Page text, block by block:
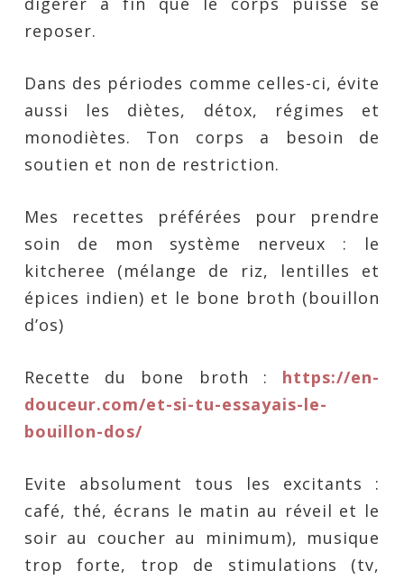
reposer.
Dans des périodes comme celles-ci, évite
aussi les diètes, détox, régimes et
monodiètes. Ton corps a besoin de
soutien et non de restriction.
Mes recettes préférées pour prendre
soin de mon système nerveux : le
kitcheree (mélange de riz, lentilles et
épices indien) et le bone broth (bouillon
d’os)
Recette du bone broth : https://en-
douceur.com/et-si-tu-essayais-le-
bouillon-dos/
Evite absolument tous les excitants :
café, thé, écrans le matin au réveil et le
soir au coucher au minimum), musique
trop forte, trop de stimulations (tv,